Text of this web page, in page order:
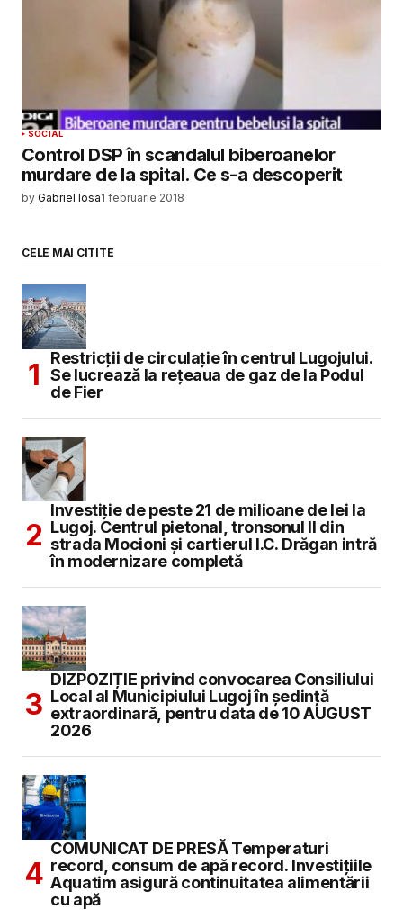
SOCIAL
Control DSP în scandalul biberoanelor
murdare de la spital. Ce s-a descoperit
by Gabriel Iosa1 februarie 2018
CELE MAI CITITE
Restricții de circulație în centrul Lugojului.
Se lucrează la rețeaua de gaz de la Podul
de Fier
Investiție de peste 21 de milioane de lei la
Lugoj. Centrul pietonal, tronsonul II din
strada Mocioni și cartierul I.C. Drăgan intră
în modernizare completă
DIZPOZIȚIE privind convocarea Consiliului
Local al Municipiului Lugoj în şedinţă
extraordinară, pentru data de 10 AUGUST
2026
COMUNICAT DE PRESĂ Temperaturi
record, consum de apă record. Investițiile
Aquatim asigură continuitatea alimentării
cu apă